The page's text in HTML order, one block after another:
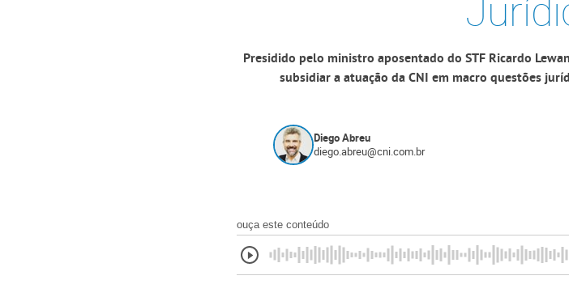
Presidido pelo ministro aposentado do STF Ricardo
subsidiar a atuação da CNI em macro questões
Diego Abreu
diego.abreu@cni.com.br
ouça este conteúdo